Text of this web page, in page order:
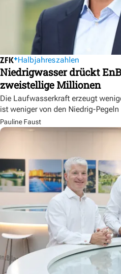
Halbjahreszahlen
Niedrigwasser drückt
zweistellige Millionen
Die Laufwasserkraft erzeugt
ist weniger von den Niedrig-
Pauline Faust